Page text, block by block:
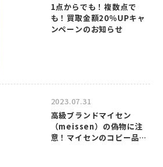
1点からでも！複数点で
も！買取金額20％UPキャ
ンペーンのお知らせ
2023.07.31
高級ブランドマイセン
（meissen）の偽物に注
意！マイセンのコピー品の